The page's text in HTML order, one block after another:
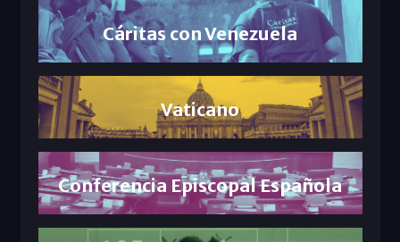
Cáritas con Venezuela
Vaticano
Conferencia Episcopal Española